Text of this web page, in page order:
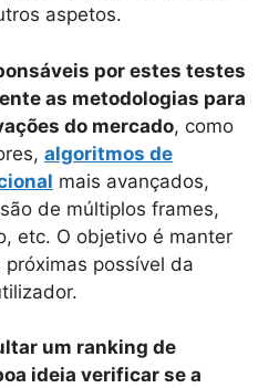
aspetos.
por estes testes
as metodologias para
do mercado, como
algoritmos de
mais avançados,
de múltiplos frames,
etc. O objetivo é manter
possível da
um ranking de
ideia verificar se a